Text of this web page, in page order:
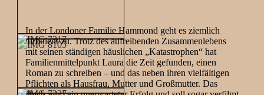
In der Londoner Familie Hammond geht es ziemlich
turbulent zu. Trotz des aufreibenden Zusammenlebens
mit seinen ständigen häuslichen „Katastrophen“ hat
Familienmittelpunkt Laura die Zeit gefunden, einen
Roman zu schreiben – und das neben ihren vielfältigen
Pflichten als Hausfrau, Mutter und Großmutter. Das